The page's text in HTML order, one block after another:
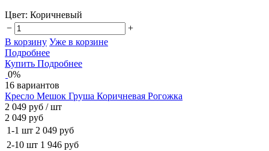
Цвет: Коричневый
−
+
В корзину Уже в корзине
Подробнее
Купить Подробнее
0%
16 вариантов
Кресло Мешок Груша Коричневая Рогожка
2 049 руб / шт
2 049 руб
1-1 шт 2 049 руб
2-10 шт 1 946 руб